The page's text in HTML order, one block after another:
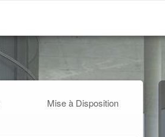
Mise à Disposition